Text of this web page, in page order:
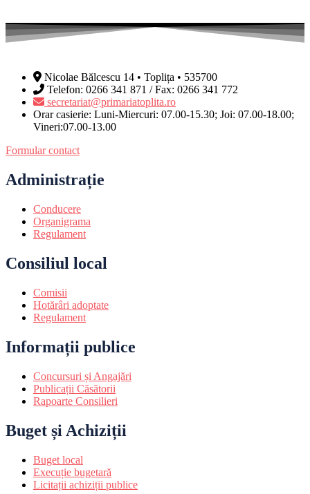
Nicolae Bălcescu 14 • Toplița • 535700
Telefon: 0266 341 871 / Fax: 0266 341 772
secretariat@primariatoplita.ro
Orar casierie: Luni-Miercuri: 07.00-15.30; Joi: 07.00-18.00;
Vineri:07.00-13.00
Formular contact
Administrație
Conducere
Organigrama
Regulament
Consiliul local
Comisii
Hotărâri adoptate
Regulament
Informații publice
Concursuri și Angajări
Publicații Căsătorii
Rapoarte Consilieri
Buget și Achiziții
Buget local
Execuție bugetară
Licitații achiziții publice